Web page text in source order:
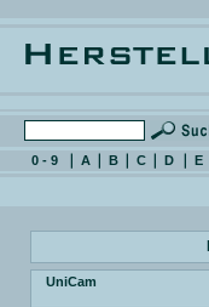
0 - 9 A B C D E
UniCam